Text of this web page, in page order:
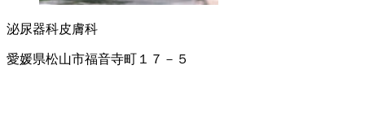
泌尿器科皮膚科
愛媛県松山市福音寺町１７－５